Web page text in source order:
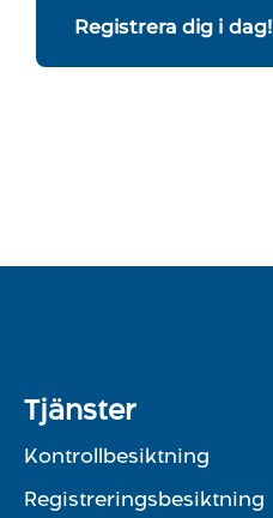
Registrera dig i dag!
Tjänster
Kontrollbesiktning
Registreringsbesiktning